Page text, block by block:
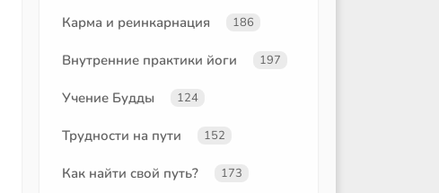
Карма и реинкарнация 186
Внутренние практики йоги 197
Учение Будды 124
Трудности на пути 152
Как найти свой путь? 173